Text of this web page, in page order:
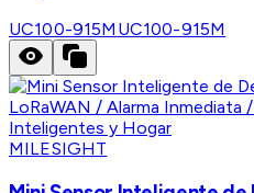
UC100-915M UC100-915M
MILESIGHT